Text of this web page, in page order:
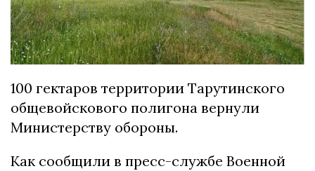
100 гектаров территории Тарутинского
общевойскового полигона вернули
Министерству обороны.
Как сообщили в пресс-службе Военной